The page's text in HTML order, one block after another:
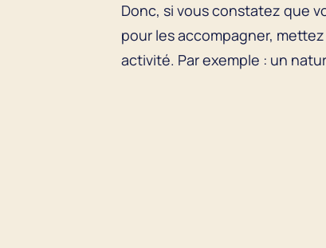
Donc, si vous constatez que
pour les accompagner,
activité. Par exemple : un